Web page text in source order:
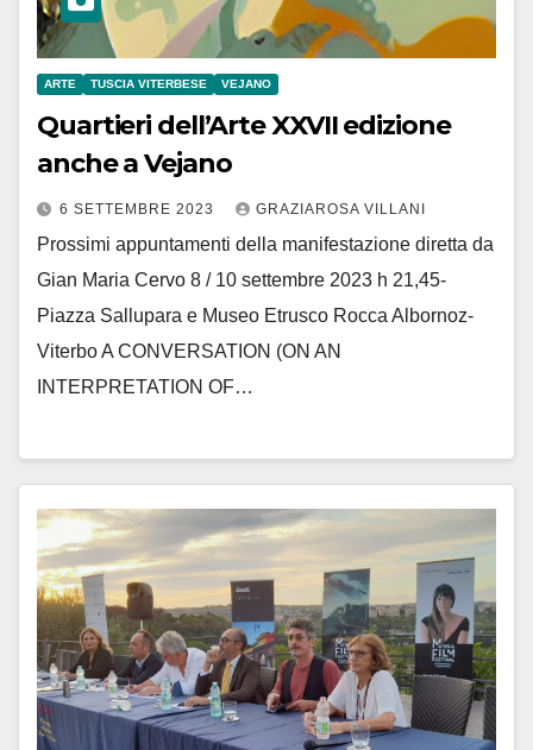
ARTE TUSCIA VITERBESE VEJANO
Quartieri dell’Arte XXVII edizione
anche a Vejano
6 SETTEMBRE 2023 GRAZIAROSA VILLANI
Prossimi appuntamenti della manifestazione diretta da
Gian Maria Cervo 8 / 10 settembre 2023 h 21,45-
Piazza Sallupara e Museo Etrusco Rocca Albornoz-
Viterbo A CONVERSATION (ON AN
INTERPRETATION OF…